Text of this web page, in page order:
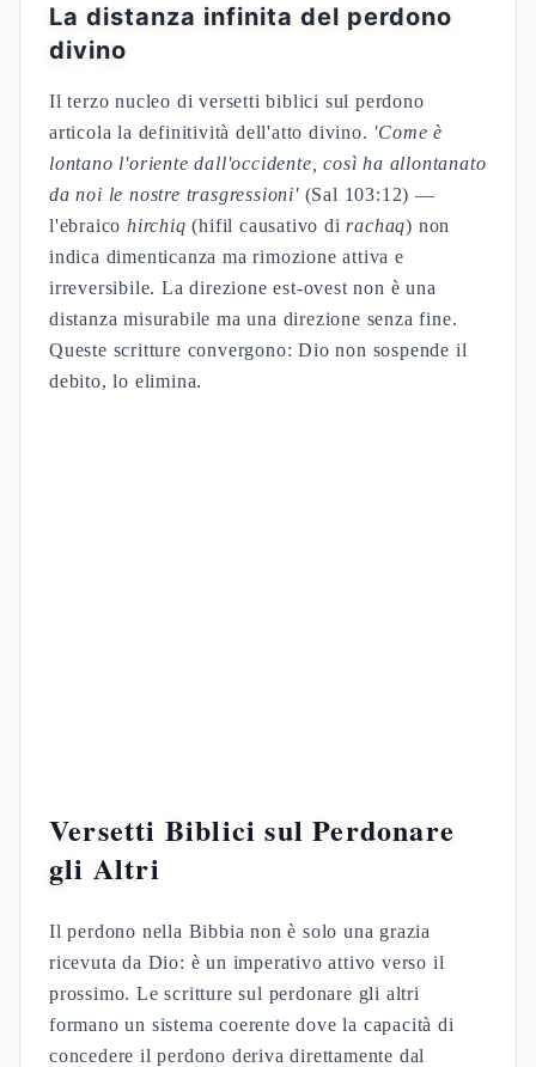
La distanza infinita del perdono
divino
Il terzo nucleo di versetti biblici sul perdono
articola la definitività dell'atto divino. 'Come è
lontano l'oriente dall'occidente, così ha allontanato
da noi le nostre trasgressioni'(Sal 103:12) —
l'ebraico hirchiq (hifil causativo di rachaq) non
indica dimenticanza ma rimozione attiva e
irreversibile. La direzione est-ovest non è una
distanza misurabile ma una direzione senza fine.
Queste scritture convergono: Dio non sospende il
debito, lo elimina.
Versetti Biblici sul Perdonare
gli Altri
Il perdono nella Bibbia non è solo una grazia
ricevuta da Dio: è un imperativo attivo verso il
prossimo. Le scritture sul perdonare gli altri
formano un sistema coerente dove la capacità di
concedere il perdono deriva direttamente dal